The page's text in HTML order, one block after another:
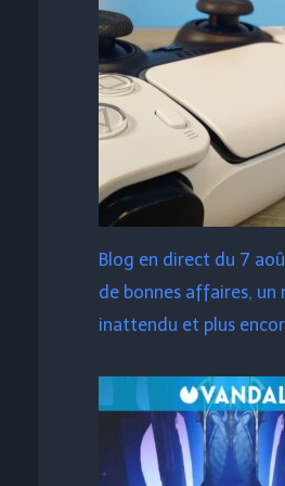
Blog en direct du 7
de bonnes affaires, un
inattendu et plus